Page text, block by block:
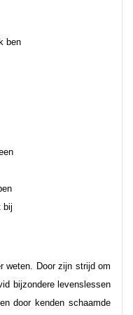
ben
bij
weten. Door zijn strijd om
bijzondere levenslessen
door kenden schaamde